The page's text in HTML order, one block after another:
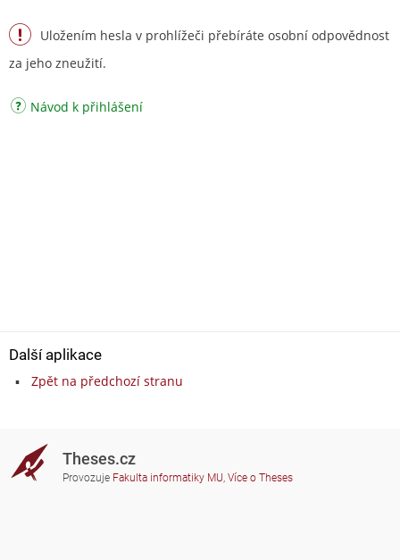
Uložením hesla v prohlížeči přebíráte osobní odpovědnost
za jeho zneužití.
Návod k přihlášení
Další aplikace
Zpět na předchozí stranu
Theses.cz
Provozuje Fakulta informatiky MU, Více o Theses